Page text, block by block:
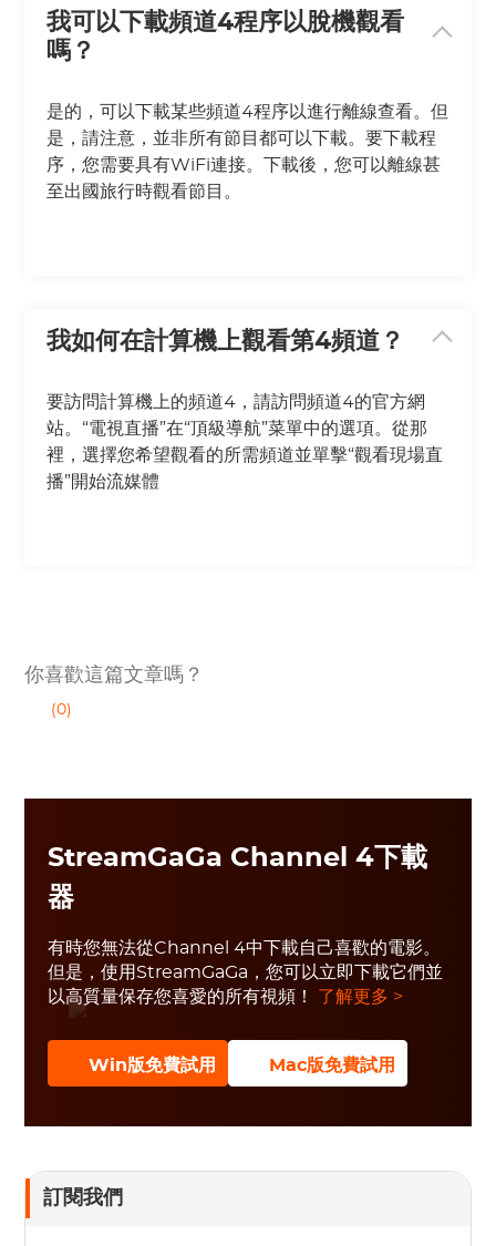
我可以下載頻道4程序以脫機觀看
嗎？
是的，可以下載某些頻道4程序以進行離線查看。但
是，請注意，並非所有節目都可以下載。要下載程
序，您需要具有WiFi連接。下載後，您可以離線甚
至出國旅行時觀看節目。
我如何在計算機上觀看第4頻道？
要訪問計算機上的頻道4，請訪問頻道4的官方網
站。“電視直播”在“頂級導航”菜單中的選項。從那
裡，選擇您希望觀看的所需頻道並單擊“觀看現場直
播”開始流媒體
你喜歡這篇文章嗎？
(0)
StreamGaGa Channel 4下載
器
有時您無法從Channel 4中下載自己喜歡的電影。
但是，使用StreamGaGa，您可以立即下載它們並
以高質量保存您喜愛的所有視頻！ 了解更多 >
Win版免費試用 Mac版免費試用
訂閱我們